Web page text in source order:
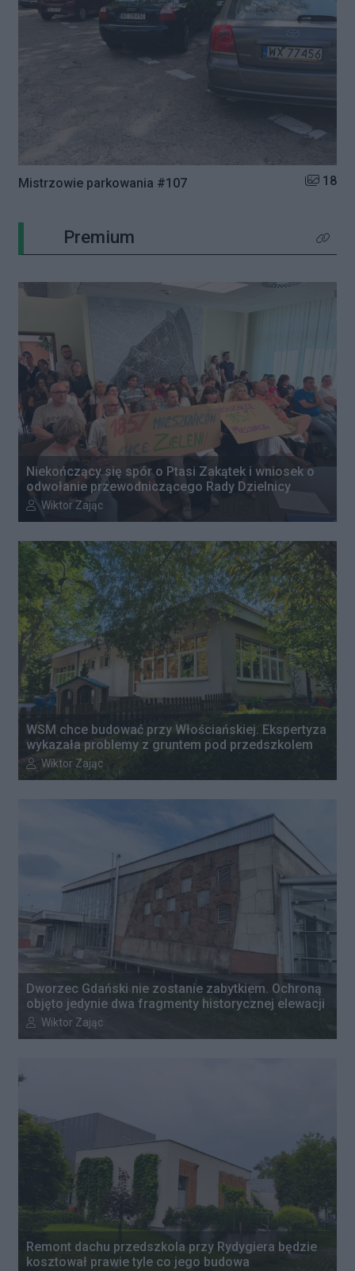
Mistrzowie parkowania #107 Liczba
18
Premium Kliknij
Niekończący się spór o Ptasi Zakątek i wniosek o
odwołanie przewodniczącego Rady Dzielnicy
Autor artykułu:
Wiktor Zając
WSM chce budować przy Włościańskiej. Ekspertyza
wykazała problemy z gruntem pod przedszkolem
Autor artykułu:
Wiktor Zając
Dworzec Gdański nie zostanie zabytkiem. Ochroną
objęto jedynie dwa fragmenty historycznej elewacji
Autor artykułu:
Wiktor Zając
Remont dachu przedszkola przy Rydygiera będzie
kosztował prawie tyle co jego budowa